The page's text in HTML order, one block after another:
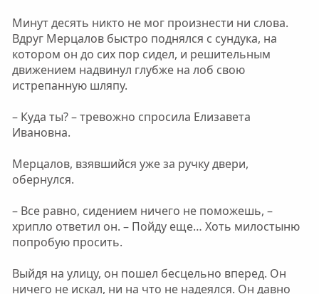
Минут десять никто не мог произнести ни слова.
Вдруг Мерцалов быстро поднялся с сундука, на
котором он до сих пор сидел, и решительным
движением надвинул глубже на лоб свою
истрепанную шляпу.
– Куда ты? – тревожно спросила Елизавета
Ивановна.
Мерцалов, взявшийся уже за ручку двери,
обернулся.
– Все равно, сидением ничего не поможешь, –
хрипло ответил он. – Пойду еще… Хоть милостыню
попробую просить.
Выйдя на улицу, он пошел бесцельно вперед. Он
ничего не искал, ни на что не надеялся. Он давно